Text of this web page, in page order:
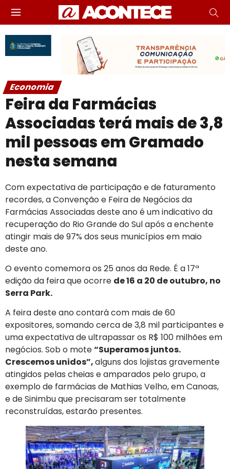
Economia
Feira da Farmácias
Associadas terá mais de 3,8
mil pessoas em Gramado
nesta semana
Com expectativa de participação e de faturamento
recordes, a Convenção e Feira de Negócios da
Farmácias Associadas deste ano é um indicativo da
recuperação do Rio Grande do Sul após a enchente
atingir mais de 97% dos seus municípios em maio
deste ano.
O evento comemora os 25 anos da Rede. É a 17ª
edição da feira que ocorre de 16 a 20 de outubro, no
Serra Park.
A feira deste ano contará com mais de 60
expositores, somando cerca de 3,8 mil participantes e
uma expectativa de ultrapassar os R$ 100 milhões em
negócios. Sob o mote“Superamos juntos.
Crescemos unidos”,alguns dos lojistas gravemente
atingidos pelas cheias e amparados pelo grupo, a
exemplo de farmácias de Mathias Velho, em Canoas,
e de Sinimbu que precisaram ser totalmente
reconstruídas, estarão presentes.